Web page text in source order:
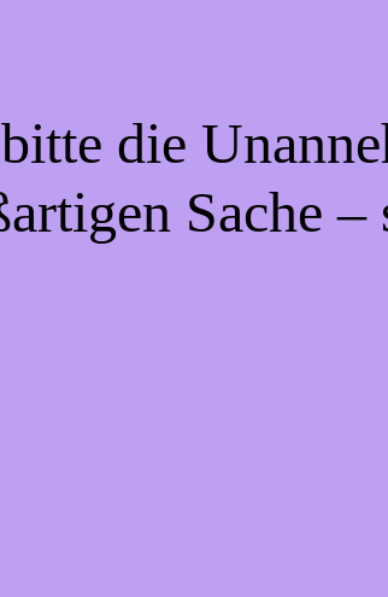
die
Sache